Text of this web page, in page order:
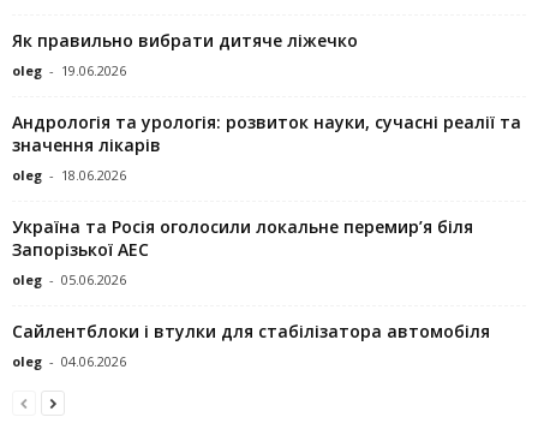
Як правильно вибрати дитяче ліжечко
oleg - 19.06.2026
Андрологія та урологія: розвиток науки, сучасні реалії та
значення лікарів
oleg - 18.06.2026
Україна та Росія оголосили локальне перемир’я біля
Запорізької АЕС
oleg - 05.06.2026
Сайлентблоки і втулки для стабілізатора автомобіля
oleg - 04.06.2026